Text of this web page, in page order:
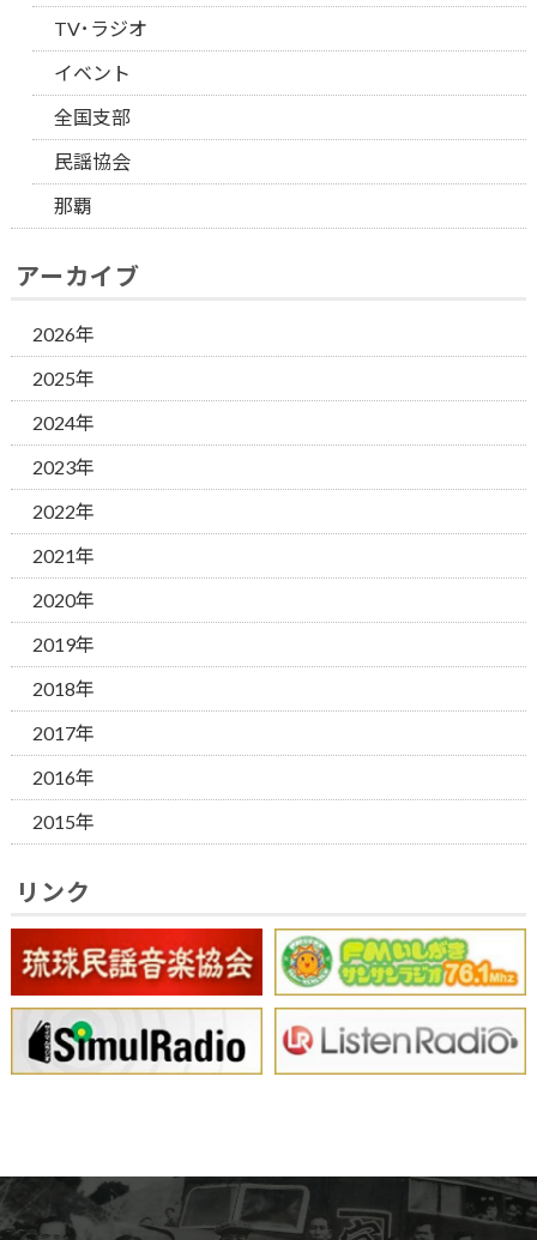
TV･ラジオ
イベント
全国支部
民謡協会
那覇
アーカイブ
2026年
2025年
2024年
2023年
2022年
2021年
2020年
2019年
2018年
2017年
2016年
2015年
リンク